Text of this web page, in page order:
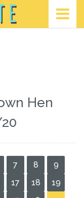
Hen
7 8
9
17 18
19